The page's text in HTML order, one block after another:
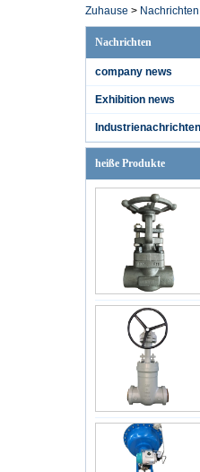
Zuhause > Nachrichten
Nachrichten
company news
Exhibition news
Industrienachrichten
heiße Produkte